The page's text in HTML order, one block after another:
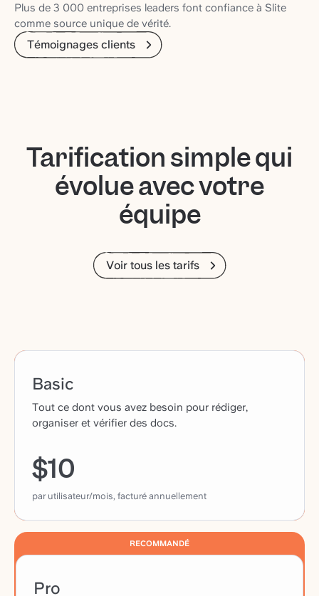
Plus de 3 000 entreprises leaders font confiance à Slite
comme source unique de vérité.
Témoignages clients
Tarification simple qui
évolue avec votre
équipe
Voir tous les tarifs
Basic
Tout ce dont vous avez besoin pour rédiger,
organiser et vérifier des docs.
$10
par utilisateur/mois, facturé annuellement
RECOMMANDÉ
Pro